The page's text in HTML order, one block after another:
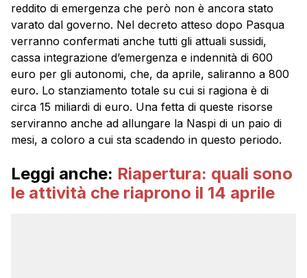
reddito di emergenza che però non è ancora stato
varato dal governo. Nel decreto atteso dopo Pasqua
verranno confermati anche tutti gli attuali sussidi,
cassa integrazione d’emergenza e indennità di 600
euro per gli autonomi, che, da aprile, saliranno a 800
euro. Lo stanziamento totale su cui si ragiona è di
circa 15 miliardi di euro. Una fetta di queste risorse
serviranno anche ad allungare la Naspi di un paio di
mesi, a coloro a cui sta scadendo in questo periodo.
Leggi anche: Riapertura: quali sono
le attività che riaprono il 14 aprile